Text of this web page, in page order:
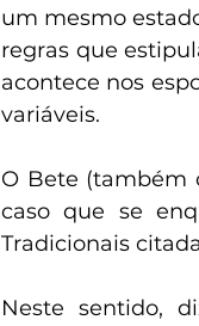
um mesmo
regras que
acontece nos
variáveis.
O Bete (também
caso que se
Tradicionais
Neste sentido,